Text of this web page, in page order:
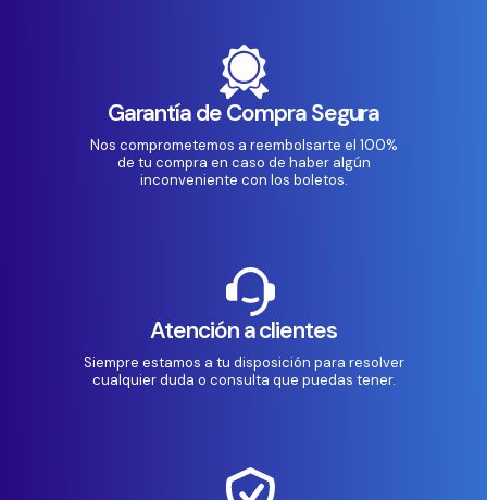
Garantía de Compra Segura
Nos comprometemos a reembolsarte el 100%
de tu compra en caso de haber algún
inconveniente con los boletos.
Atención a clientes
Siempre estamos a tu disposición para resolver
cualquier duda o consulta que puedas tener.